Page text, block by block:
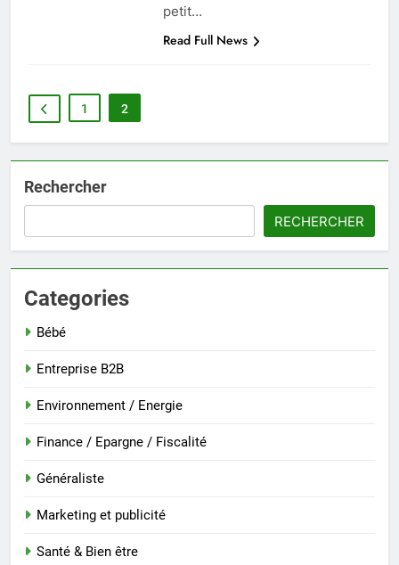
petit…
Read Full News
1 2
Rechercher
RECHERCHER
Categories
Bébé
Entreprise B2B
Environnement / Energie
Finance / Epargne / Fiscalité
Généraliste
Marketing et publicité
Santé & Bien être